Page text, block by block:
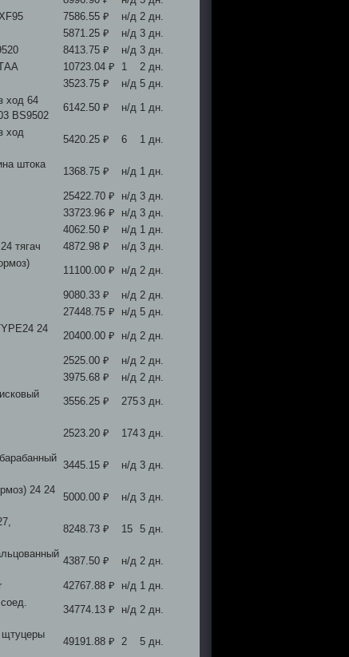
7586.55 ₽ н/д 2 дн.
5871.25 ₽ н/д 3 дн.
8413.75 ₽ н/д 3 дн.
10723.04 ₽ 1
2 дн.
3523.75 ₽ н/д 5 дн.
ход 64
BS9502
6142.50 ₽ н/д 1 дн.
ход
5420.25 ₽ 6 1 дн.
штока
1368.75 ₽ н/д 1 дн.
25422.70 ₽ н/д 3 дн.
33723.96 ₽ н/д 3 дн.
4062.50 ₽ н/д 1 дн.
тягач 4872.98 ₽ н/д 3 дн.
11100.00 ₽ н/д 2 дн.
9080.33 ₽ н/д 2 дн.
27448.75 ₽ н/д 5 дн.
24
20400.00 ₽ н/д 2 дн.
2525.00 ₽ н/д 2 дн.
3975.68 ₽ н/д 2 дн.
3556.25 ₽ 2753 дн.
2523.20 ₽ 1743 дн.
3445.15 ₽ н/д 3 дн.
24 24
5000.00 ₽ н/д 3 дн.
8248.73 ₽ 15 5 дн.
4387.50 ₽ н/д 2 дн.
42767.88 ₽ н/д 1 дн.
34774.13 ₽ н/д 2 дн.
щтуцеры
49191.88 ₽ 2 5 дн.